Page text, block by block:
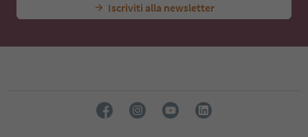
Iscriviti alla newsletter